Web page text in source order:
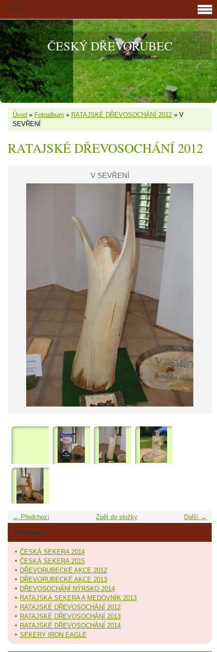
ČESKÝ DŘEVORUBEC
Úvod » Fotoalbum » RATAJSKÉ DŘEVOSOCHÁNÍ 2012 » V
SEVŘENÍ
RATAJSKÉ DŘEVOSOCHÁNÍ 2012
V SEVŘENÍ
← Předchozí Další →
Zpět do složky
Menu
Fotoalbum
ČESKÁ SEKERA 2014
ČESKÁ SEKERA 2015
DŘEVORUBECKÉ AKCE 2012
DŘEVORUBECKÉ AKCE 2013
DŘEVOSOCHÁNÍ NÝRSKO 2014
RATAJSKÁ SEKERA A MEDOVNÍK 2013
RATAJSKÉ DŘEVOSOCHÁNÍ 2012
RATAJSKÉ DŘEVOSOCHÁNÍ 2013
RATAJSKÉ DŘEVOSOCHÁNÍ 2014
SEKERY IRON EAGLE